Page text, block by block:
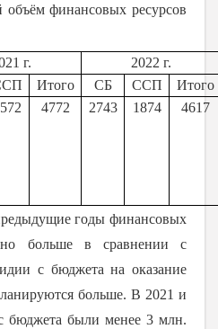
финансовых ресурсов
г.
2022 г.
Итого СБ ССП
Итого
4772 2743 1874 4617
годы финансовых
больше в сравнении с
с бюджета на оказание
больше. В 2021 и
бюджета были менее 3 млн.